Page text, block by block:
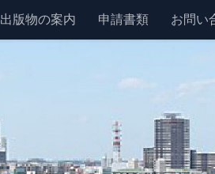
出版物の案内 申請書類 お問い